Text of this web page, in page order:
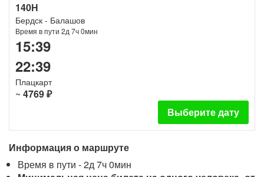
140Н
Бердск - Балашов
Время в пути 2д 7ч 0мин
15:39
22:39
Плацкарт
~ 4769 ₽
Выберите дату
Информация о маршруте
Время в пути - 2д 7ч 0мин